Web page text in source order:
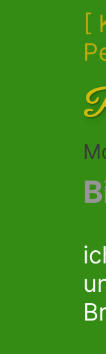
[